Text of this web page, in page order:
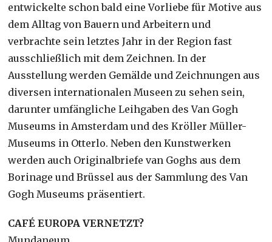
entwickelte schon bald eine Vorliebe für Motive aus
dem Alltag von Bauern und Arbeitern und
verbrachte sein letztes Jahr in der Region fast
ausschließlich mit dem Zeichnen. In der
Ausstellung werden Gemälde und Zeichnungen aus
diversen internationalen Museen zu sehen sein,
darunter umfängliche Leihgaben des Van Gogh
Museums in Amsterdam und des Kröller Müller-
Museums in Otterlo. Neben den Kunstwerken
werden auch Originalbriefe van Goghs aus dem
Borinage und Brüssel aus der Sammlung des Van
Gogh Museums präsentiert.
CAFÉ EUROPA VERNETZT?